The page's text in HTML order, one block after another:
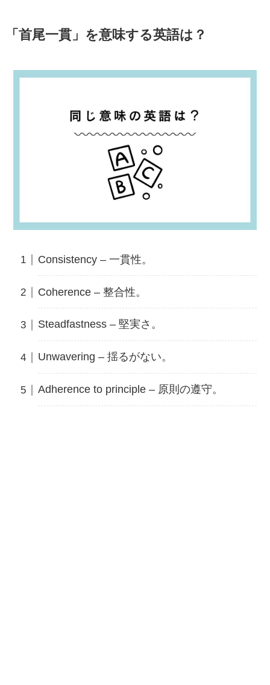
「首尾一貫」を意味する英語は？
Consistency – 一貫性。
Coherence – 整合性。
Steadfastness – 堅実さ。
Unwavering – 揺るがない。
Adherence to principle – 原則の遵守。